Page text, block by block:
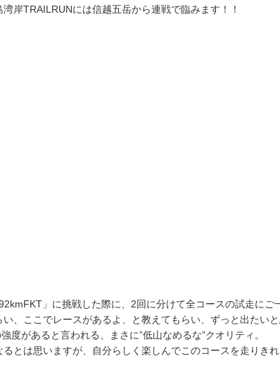
岸TRAILRUNには信越五岳から連戦で臨みます！！
」に挑戦した際に、2回に分けて全コースの試走にご
、ここでレースがあるよ、と教えてもらい、ずっと出たいと
があると言われる、まさに”低山なめるな”クオリティ。
とは思いますが、自分らしく楽しんでこのコースを走りきれ